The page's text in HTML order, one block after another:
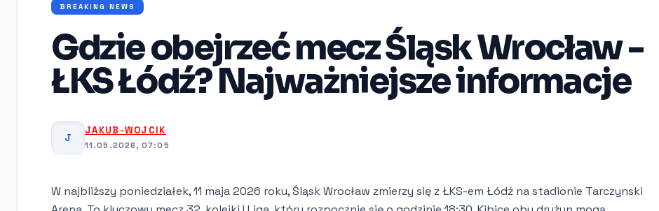
BREAKING NEWS
Gdzie obejrzeć mecz Śląsk Wrocław -
ŁKS Łódź? Najważniejsze informacje
J
JAKUB-WOJCIK
11.05.2026, 07:05
W najbliższy poniedziałek, 11 maja 2026 roku, Śląsk Wrocław zmierzy się z ŁKS-em Łódź na stadionie Tarczynski